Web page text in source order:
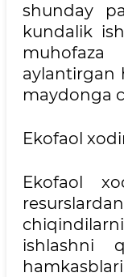
shunday
kundalik
aylantirgan
maydonga
Ekofaol
Ekofaol
ishlashni